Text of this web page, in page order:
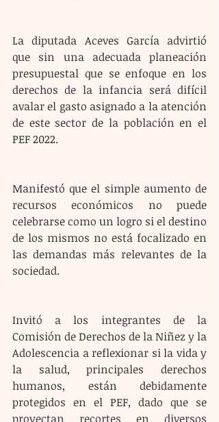
La diputada Aceves García advirtió
que sin una adecuada planeación
presupuestal que se enfoque en los
derechos de la infancia será difícil
avalar el gasto asignado a la atención
de este sector de la población en el
PEF 2022.
Manifestó que el simple aumento de
recursos económicos no puede
celebrarse como un logro si el destino
de los mismos no está focalizado en
las demandas más relevantes de la
sociedad.
Invitó a los integrantes de la
Comisión de Derechos de la Niñez y la
Adolescencia a reflexionar si la vida y
la salud, principales derechos
humanos, están debidamente
protegidos en el PEF, dado que se
proyectan recortes en diversos